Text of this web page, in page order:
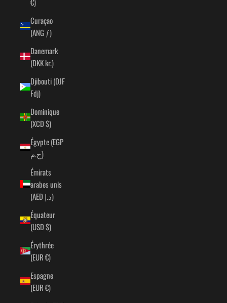
Curaçao
(ANG ƒ)
Danemark
(DKK kr.)
Djibouti (DJF
Fdj)
Dominique
(XCD $)
Égypte (EGP
ج.م)
Émirats
arabes unis
(AED د.إ)
Équateur
(USD $)
Érythrée
(EUR €)
Espagne
(EUR €)